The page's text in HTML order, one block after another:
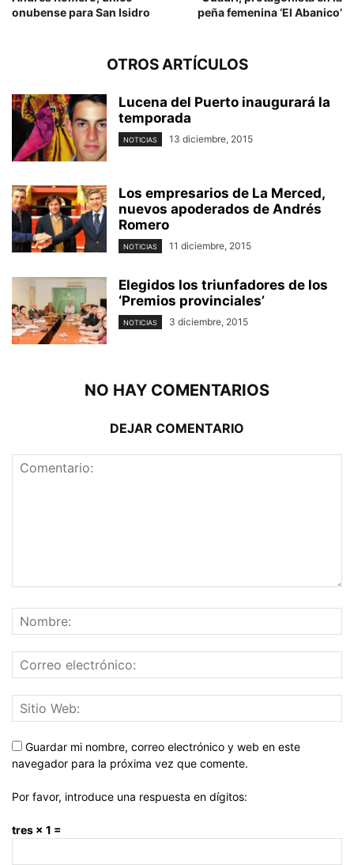
onubense para San Isidro
peña femenina ‘El Abanico’
OTROS ARTÍCULOS
Lucena del Puerto inaugurará la
temporada
NOTICIAS 13 diciembre, 2015
Los empresarios de La Merced,
nuevos apoderados de Andrés
Romero
NOTICIAS 11 diciembre, 2015
Elegidos los triunfadores de los
‘Premios provinciales’
NOTICIAS 3 diciembre, 2015
NO HAY COMENTARIOS
DEJAR COMENTARIO
Guardar mi nombre, correo electrónico y web en este
navegador para la próxima vez que comente.
Por favor, introduce una respuesta en dígitos:
tres × 1 =